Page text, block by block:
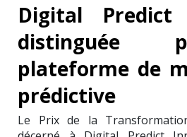
Digital Predict
distinguée
plateforme de
prédictive
Le Prix de la